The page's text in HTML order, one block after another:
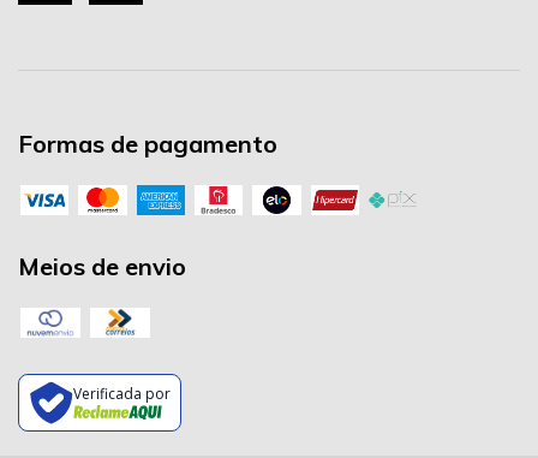
Formas de pagamento
Meios de envio
Verificada por